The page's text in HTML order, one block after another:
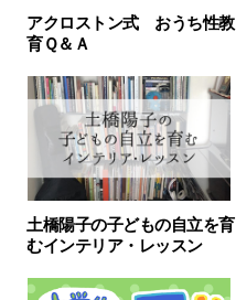
アクロストン式 おうち性教
育Ｑ＆Ａ
土橋陽子の子どもの自立を育
むインテリア・レッスン